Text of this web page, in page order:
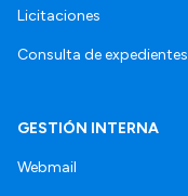
Licitaciones
Consulta de expedientes
GESTIÓN INTERNA
Webmail